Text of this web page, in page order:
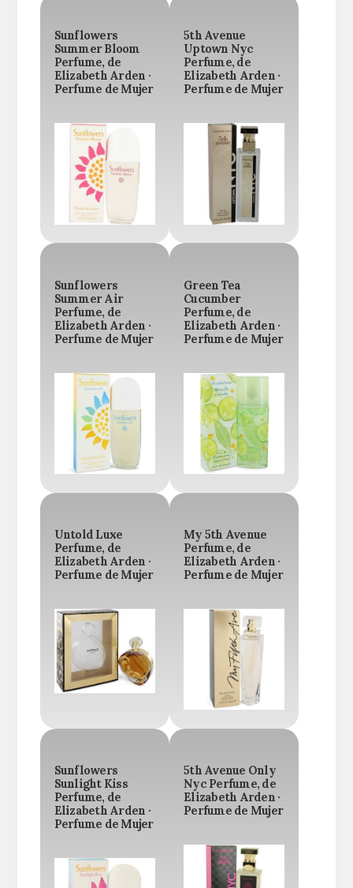
Sunflowers
Summer Bloom
Perfume, de
Elizabeth Arden ·
Perfume de Mujer
5th Avenue
Uptown Nyc
Perfume, de
Elizabeth Arden ·
Perfume de Mujer
Sunflowers
Summer Air
Perfume, de
Elizabeth Arden ·
Perfume de Mujer
Green Tea
Cucumber
Perfume, de
Elizabeth Arden ·
Perfume de Mujer
Untold Luxe
Perfume, de
Elizabeth Arden ·
Perfume de Mujer
My 5th Avenue
Perfume, de
Elizabeth Arden ·
Perfume de Mujer
Sunflowers
Sunlight Kiss
Perfume, de
Elizabeth Arden ·
Perfume de Mujer
5th Avenue Only
Nyc Perfume, de
Elizabeth Arden ·
Perfume de Mujer